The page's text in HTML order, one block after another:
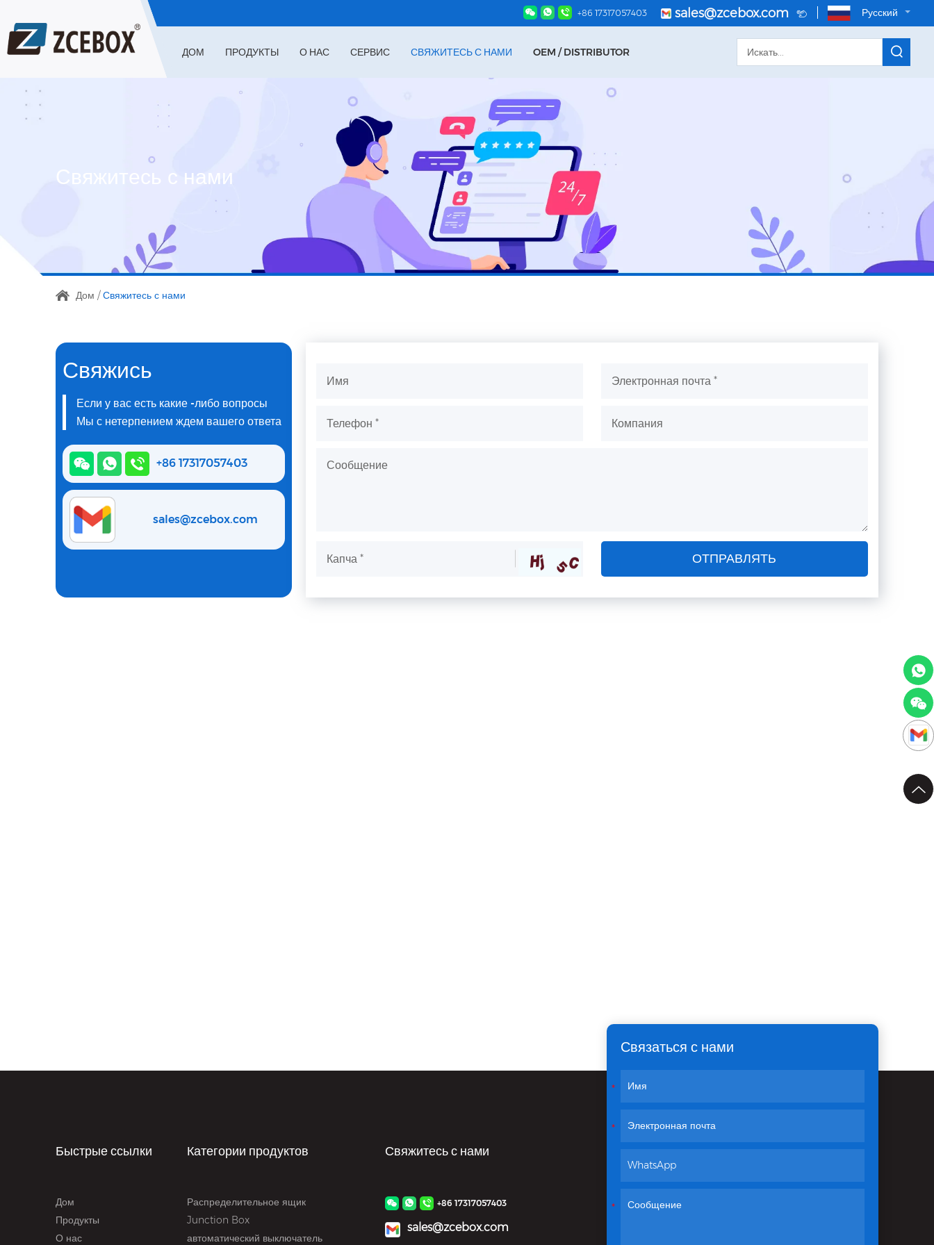
Русский
sales@zcebox.com
+86 17317057403
ДОМ ПРОДУКТЫ О НАС СЕРВИС СВЯЖИТЕСЬ С НАМИ OEM / DISTRIBUTOR
Свяжитесь с нами
Дом /Свяжитесь с нами
Свяжись
Если у вас есть какие -либо вопросы
Мы с нетерпением ждем вашего ответа
+86 17317057403
sales@zcebox.com
Быстрые ссылки
Дом
Продукты
О нас
Категории продуктов
Распределительное ящик
Junction Box
автоматический выключатель
Свяжитесь с нами
+86 17317057403
sales@zcebox.com
Связаться с нами